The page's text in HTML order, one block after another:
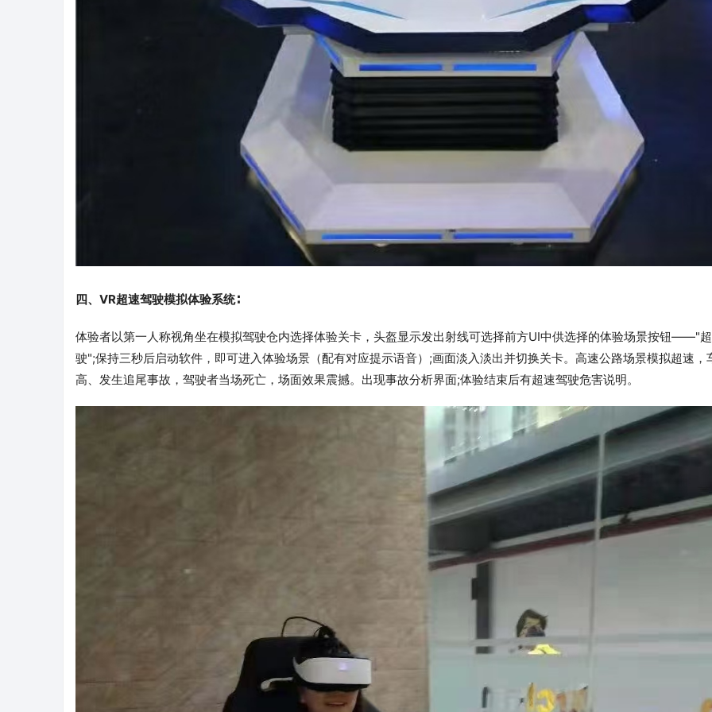
四、VR超速驾驶模拟体验系统∶
体验者以第一人称视角坐在模拟驾驶仓内选择体验关卡，头盔显示发出射线可选择前方UI中供选择的体验场景按钮——"
驶";保持三秒后启动软件，即可进入体验场景（配有对应提示语音）;画面淡入淡出并切换关卡。高速公路场景模拟超速，
高、发生追尾事故，驾驶者当场死亡，场面效果震撼。出现事故分析界面;体验结束后有超速驾驶危害说明。